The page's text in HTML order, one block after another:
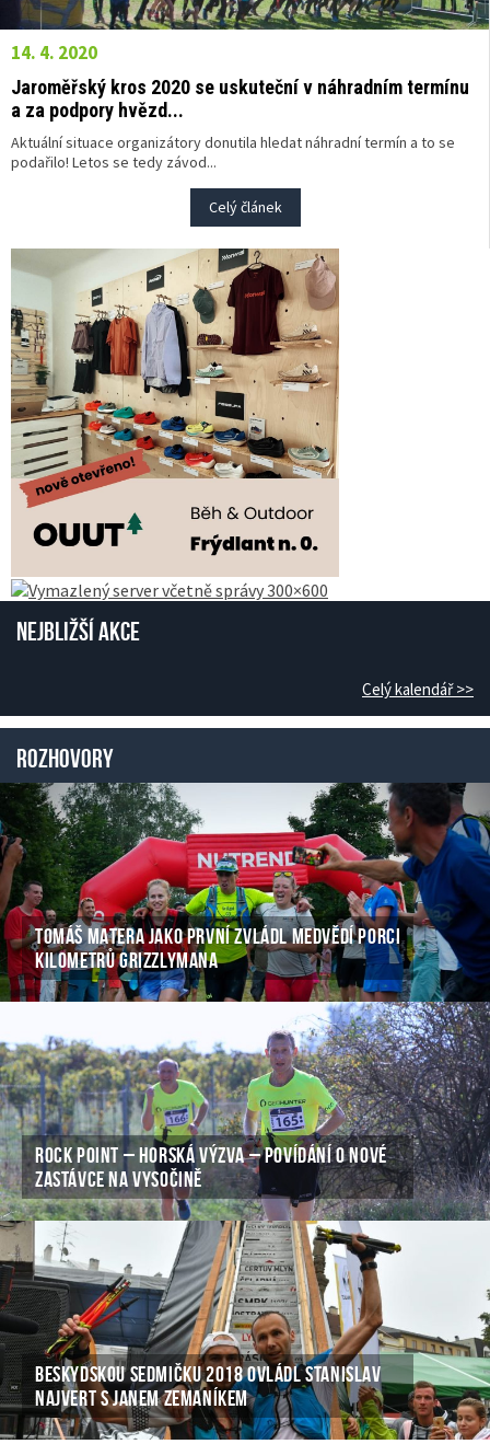
14. 4. 2020
Jaroměřský kros 2020 se uskuteční v náhradním termínu
a za podpory hvězd...
Aktuální situace organizátory donutila hledat náhradní termín a to se
podařilo! Letos se tedy závod...
Celý článek
Nejbližší akce
Celý kalendář >>
Rozhovory
TOMÁŠ MATERA JAKO PRVNÍ ZVLÁDL MEDVĚDÍ PORCI
KILOMETRŮ GRIZZLYMANA
ROCK POINT – HORSKÁ VÝZVA – POVÍDÁNÍ O NOVÉ
ZASTÁVCE NA VYSOČINĚ
BESKYDSKOU SEDMIČKU 2018 OVLÁDL STANISLAV
NAJVERT S JANEM ZEMANÍKEM